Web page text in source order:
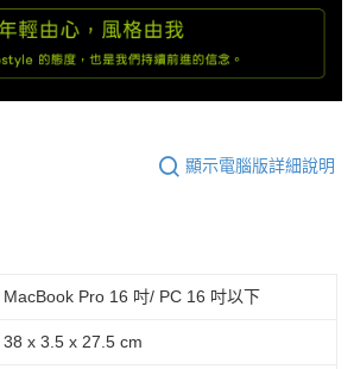
顯示電腦版詳細說明
MacBook Pro 16 吋/ PC 16 吋以下
38 x 3.5 x 27.5 cm